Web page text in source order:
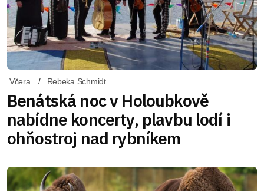
Včera Rebeka Schmidt
Benátská noc v Holoubkově
nabídne koncerty, plavbu lodí i
ohňostroj nad rybníkem